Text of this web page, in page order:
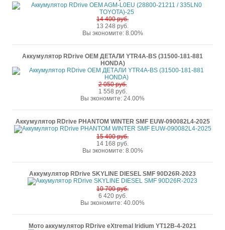
14 400 руб.
13 248 руб.
Вы экономите: 8.00%
Аккумулятор RDrive OEM ДЕТАЛИ YTR4A-BS (31500-181-881
HONDA)
2 050 руб.
1 558 руб.
Вы экономите: 24.00%
Аккумулятор RDrive PHANTOM WINTER SMF EUW-090082L4-2025
15 400 руб.
14 168 руб.
Вы экономите: 8.00%
Аккумулятор RDrive SKYLINE DIESEL SMF 90D26R-2023
10 700 руб.
6 420 руб.
Вы экономите: 40.00%
Мото аккумулятор RDrive eXtremal Iridium YT12B-4-2021